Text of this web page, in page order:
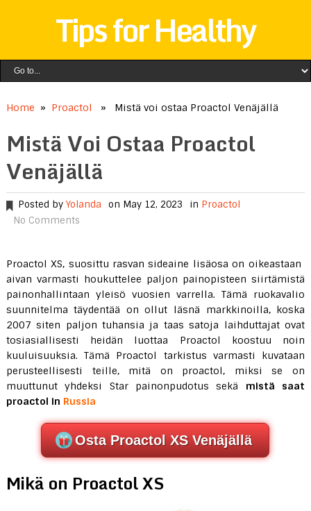
Tips for Healthy
Home » Proactol » Mistä voi ostaa Proactol Venäjällä
Mistä Voi Ostaa Proactol
Venäjällä
Posted by Yolanda on May 12, 2023 in Proactol
No Comments
Proactol XS, suosittu rasvan sideaine lisäosa on oikeastaan ​​
aivan varmasti houkuttelee paljon painopisteen siirtämistä
painonhallintaan yleisö vuosien varrella. Tämä ruokavalio
suunnitelma täydentää on ollut läsnä markkinoilla, koska
2007 siten paljon tuhansia ja taas satoja laihduttajat ovat
tosiasiallisesti heidän luottaa Proactol koostuu noin
kuuluisuuksia. Tämä Proactol tarkistus varmasti kuvataan
perusteellisesti teille, mitä on proactol, miksi se on
muuttunut yhdeksi Star painonpudotus sekä mistä saat
proactol in Russia
Osta Proactol XS Venäjällä
Mikä on Proactol XS